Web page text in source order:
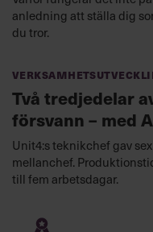
anledning att ställa dig
du tror.
Två tredjedelar
försvann – med
Unit4:s teknikchef gav
mellanchef.
till fem arbetsdagar.